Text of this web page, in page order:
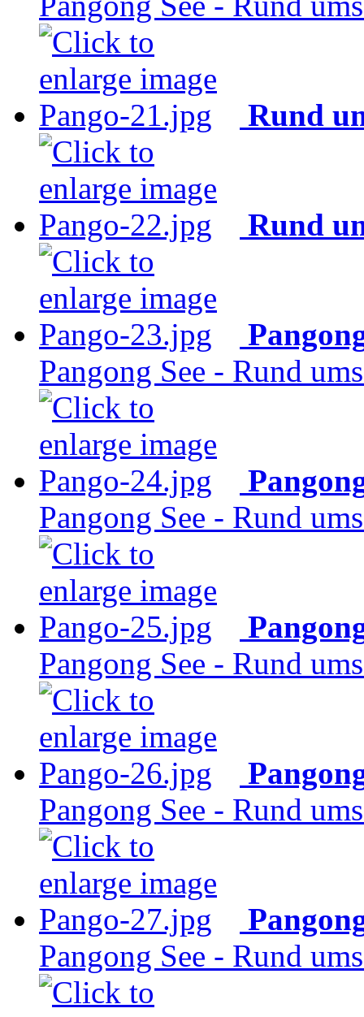
Rund
Rund
Pangong See - Rund
Pangong See - Rund
Pangong See - Rund
Pangong See - Rund
Pangong See - Rund